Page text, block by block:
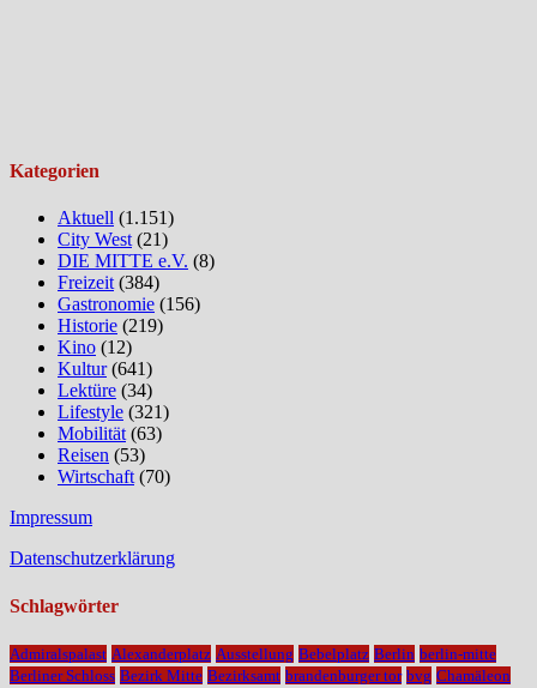
Kategorien
Aktuell (1.151)
City West (21)
DIE MITTE e.V. (8)
Freizeit (384)
Gastronomie (156)
Historie (219)
Kino (12)
Kultur(641)
Lektüre (34)
Lifestyle (321)
Mobilität (63)
Reisen (53)
Wirtschaft (70)
Impressum
Datenschutzerklärung
Schlagwörter
Admiralspalast Alexanderplatz Ausstellung Bebelplatz Berlin berlin-mitte
Berliner Schloss Bezirk Mitte Bezirksamt brandenburger tor bvg Chamäleon